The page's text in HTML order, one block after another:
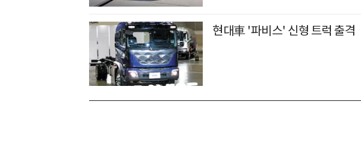
현대車 '파비스' 신형 트럭 출격